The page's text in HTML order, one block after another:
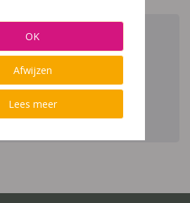
Van Echelpoel
01/05/2014
OK
Afwijzen
Lees meer